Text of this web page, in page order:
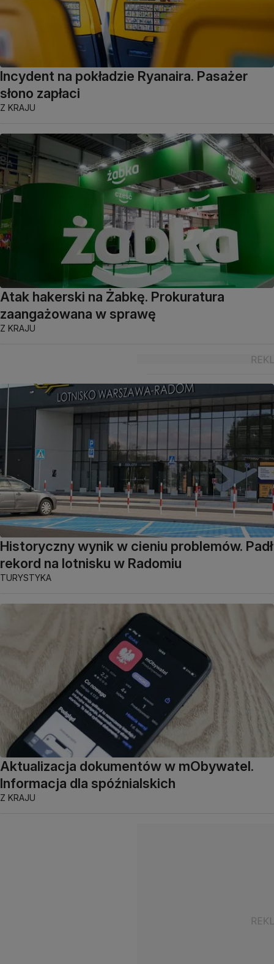
Incydent na pokładzie Ryanaira. Pasażer
słono zapłaci
Z KRAJU
Atak hakerski na Żabkę. Prokuratura
zaangażowana w sprawę
Z KRAJU
Historyczny wynik w cieniu problemów. Padł
rekord na lotnisku w Radomiu
TURYSTYKA
Aktualizacja dokumentów w mObywatel.
Informacja dla spóźnialskich
Z KRAJU